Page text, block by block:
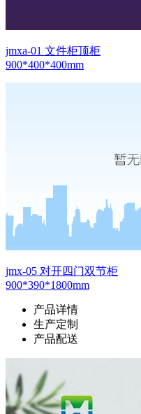
jmxa-01 文件柜顶柜
900*400*400mm
jmx-05 对开四门双节柜
900*390*1800mm
产品详情
生产定制
产品配送